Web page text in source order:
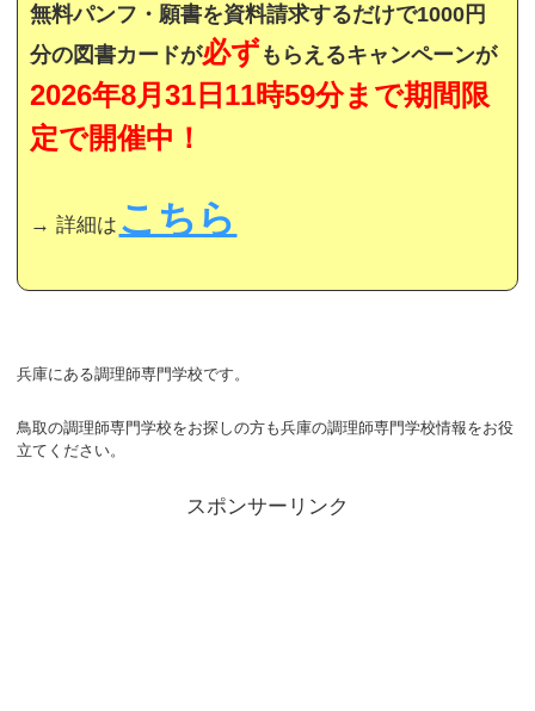
無料パンフ・願書を資料請求するだけで1000円
分の図書カードが必ずもらえるキャンペーンが
2026年8月31日11時59分まで期間限
定で開催中！
→ 詳細は こちら
兵庫にある調理師専門学校です。
鳥取の調理師専門学校をお探しの方も兵庫の調理師専門学校情報をお役
立てください。
スポンサーリンク